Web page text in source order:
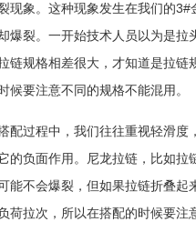
现象。这种现象发生在我们的3#
爆裂。一开始技术人员以为是拉
链规格相差很大，才知道是拉链
候要注意不同的规格不能混用。
配过程中，我们往往重视轻滑度
的负面作用。尼龙拉链，比如拉
能不会爆裂，但如果拉链折叠起
荷拉次，所以在搭配的时候要注